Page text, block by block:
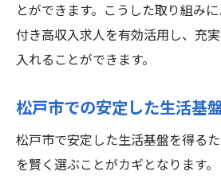
とができます。こうした取り組み
付き高収入求人を有効活用し、充
入れることができます。
松戸市での安定した生活基
松戸市で安定した生活基盤を得る
を賢く選ぶことがカギとなります